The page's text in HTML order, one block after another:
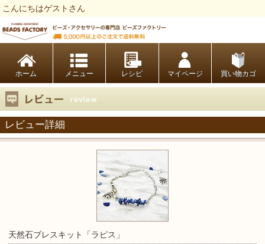
こんにちはゲストさん
ホーム レシピ マイページ 買い物カゴ
レビュー詳細
天然石ブレスキット「ラピス」